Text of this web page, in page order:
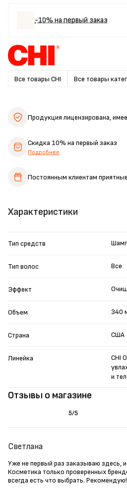
Все товары CHI Все товары
-10% на первый заказ
Отзывы о магазине
5/5
Светлана
Уже не первый раз заказываю здесь,
Косметика только проверенных
всегда есть что выбрать. Рекомендую!
Характеристики
Тип средств
Тип волос Все
Эффект
Объем 340
Страна США
Линейка
CHI
и
Продукция лицензирована,
Скидка 10% на первый заказ
Подробнее
Постоянным клиентам